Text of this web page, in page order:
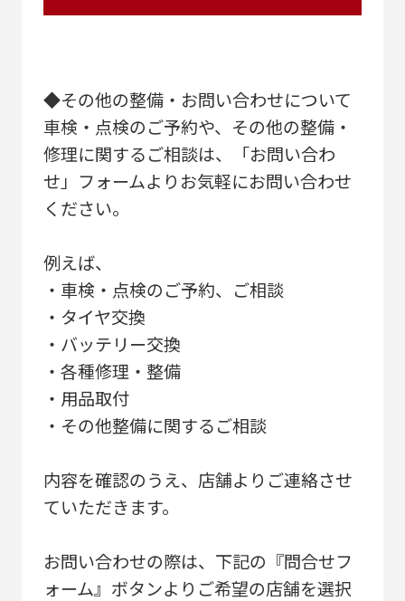
◆その他の整備・お問い合わせについて
車検・点検のご予約や、その他の整備・
修理に関するご相談は、「お問い合わ
せ」フォームよりお気軽にお問い合わせ
ください。
例えば、
・車検・点検のご予約、ご相談
・タイヤ交換
・バッテリー交換
・各種修理・整備
・用品取付
・その他整備に関するご相談
内容を確認のうえ、店舗よりご連絡させ
ていただきます。
お問い合わせの際は、下記の『問合せフ
ォーム』ボタンよりご希望の店舗を選択